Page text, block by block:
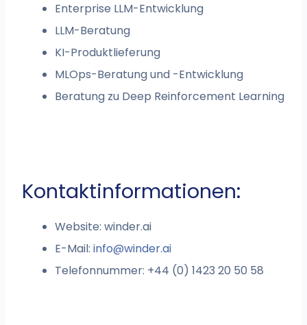
Enterprise LLM-Entwicklung
LLM-Beratung
KI-Produktlieferung
MLOps-Beratung und -Entwicklung
Beratung zu Deep Reinforcement Learning
Kontaktinformationen:
Website: winder.ai
E-Mail:info@winder.ai
Telefonnummer: +44 (0) 1423 20 50 58